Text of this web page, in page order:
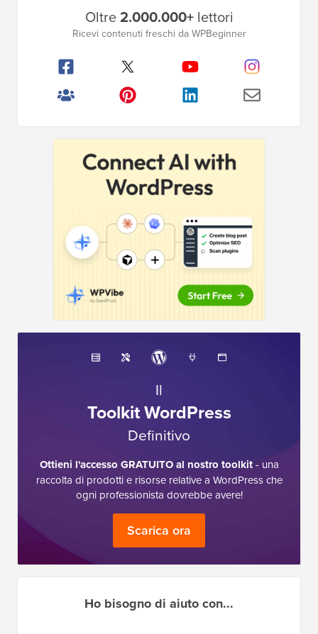
Oltre2.000.000+lettori
Ricevi contenuti freschi da WPBeginner
Il
Toolkit WordPress
Definitivo
Ottieni l'accesso GRATUITO al nostro toolkit- una
raccolta di prodotti e risorse relative a WordPress che
ogni professionista dovrebbe avere!
Scarica ora
Ho bisogno di aiuto con...